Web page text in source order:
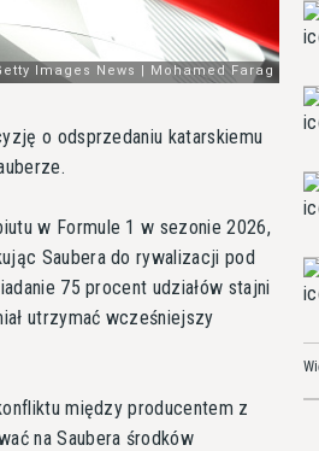
o odsprzedaniu katarskiemu
w Formule 1 w sezonie 2026,
Saubera do rywalizacji pod
75 procent udziałów stajni
utrzymać wcześniejszy
między producentem z
na Saubera środków